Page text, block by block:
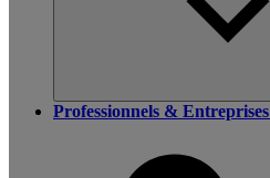
Professionnels & Entreprises